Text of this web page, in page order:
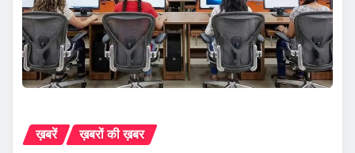
ख़बरें ख़बरों की ख़बर